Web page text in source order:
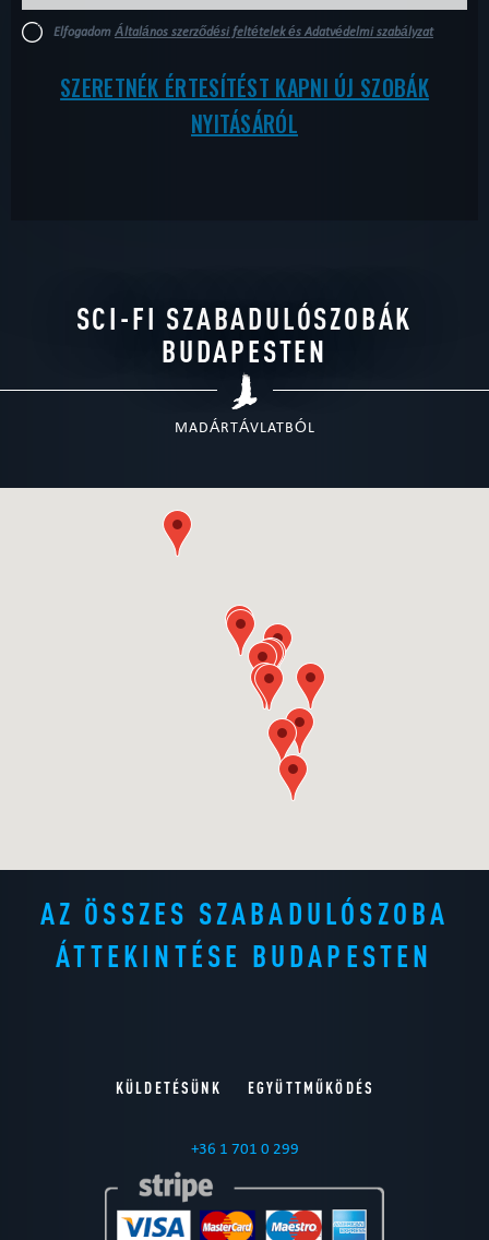
Elfogadom Általános szerződési feltételek és Adatvédelmi szabályzat
SZERETNÉK ÉRTESÍTÉST KAPNI ÚJ SZOBÁK
NYITÁSÁRÓL
SCI-FI SZABADULÓSZOBÁK
BUDAPESTEN
MADÁRTÁVLATBÓL
AZ ÖSSZES SZABADULÓSZOBA
ÁTTEKINTÉSE BUDAPESTEN
KÜLDETÉSÜNK EGYÜTTMŰKÖDÉS
+36 1 701 0 299